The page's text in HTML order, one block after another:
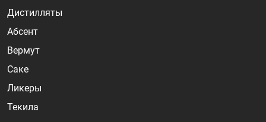
Дистилляты
Абсент
Вермут
Саке
Ликеры
Текила